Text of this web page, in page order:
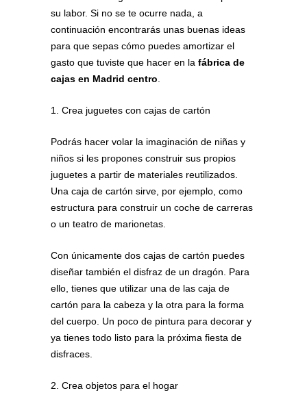
su labor. Si no se te ocurre nada, a
continuación encontrarás unas buenas ideas
para que sepas cómo puedes amortizar el
gasto que tuviste que hacer en la fábrica de
cajas en Madrid centro
1. Crea juguetes con cajas de cartón
Podrás hacer volar la imaginación de niñas y
niños si les propones construir sus propios
juguetes a partir de materiales reutilizados.
Una caja de cartón sirve, por ejemplo, como
estructura para construir un coche de carreras
o un teatro de marionetas.
Con únicamente dos cajas de cartón puedes
diseñar también el disfraz de un dragón. Para
ello, tienes que utilizar una de las caja de
cartón para la cabeza y la otra para la forma
del cuerpo. Un poco de pintura para decorar y
ya tienes todo listo para la próxima fiesta de
disfraces.
2. Crea objetos para el hogar